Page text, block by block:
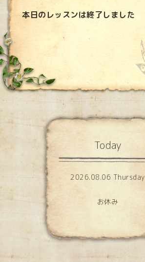
本日のレッスンは終了しました
Today
2026.08.06 Thursday
お休み